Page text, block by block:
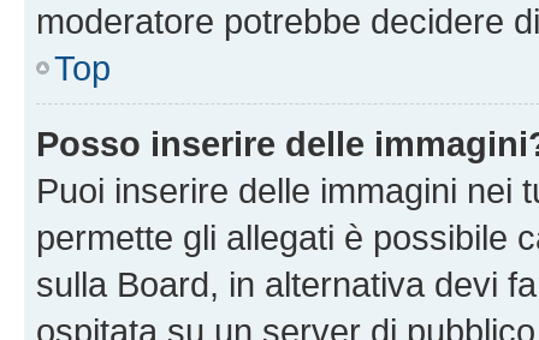
moderatore potrebbe decidere
Top
Posso inserire delle
Puoi inserire delle immagini nei
permette gli allegati è possibile
sulla Board, in alternativa devi
ospitata su un server di